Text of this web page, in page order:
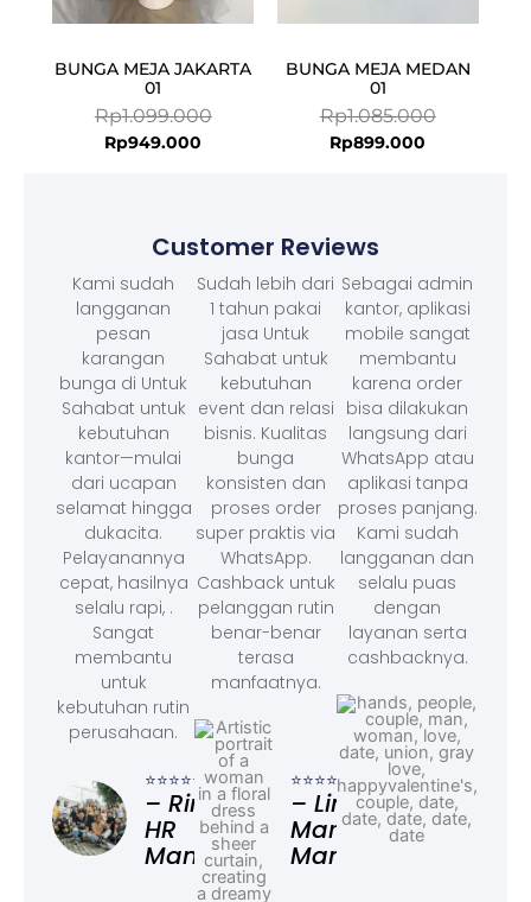
BUNGA MEJA JAKARTA
01
Rp1.099.000
Rp949.000
BUNGA MEJA MEDAN
01
Rp1.085.000
Rp899.000
Customer Reviews
Kami sudah
langganan
pesan
karangan
bunga di Untuk
Sahabat untuk
kebutuhan
kantor—mulai
dari ucapan
selamat hingga
dukacita.
Pelayanannya
cepat, hasilnya
selalu rapi, .
Sangat
membantu
untuk
kebutuhan rutin
perusahaan.
⭐⭐⭐⭐⭐
– Rina,
HR
Manager
Sudah lebih dari
1 tahun pakai
jasa Untuk
Sahabat untuk
kebutuhan
event dan relasi
bisnis. Kualitas
bunga
konsisten dan
proses order
super praktis via
WhatsApp.
Cashback untuk
pelanggan rutin
benar-benar
terasa
manfaatnya.
⭐⭐⭐⭐⭐
– Linda,
Marketing
Manager
Sebagai admin
kantor, aplikasi
mobile sangat
membantu
karena order
bisa dilakukan
langsung dari
WhatsApp atau
aplikasi tanpa
proses panjang.
Kami sudah
langganan dan
selalu puas
dengan
layanan serta
cashbacknya.